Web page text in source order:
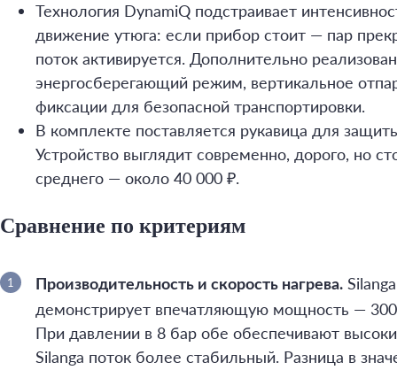
Технология DynamiQ подстраивает
движение утюга: если прибор стоит — пар
поток активируется. Дополнительно
энергосберегающий режим, вертикальное
фиксации для безопасной транспортировки.
В комплекте поставляется рукавица для
Устройство выглядит современно, дорого, но
среднего — около 40 000 ₽.
Сравнение по критериям
Производительность и скорость нагрева.
демонстрирует впечатляющую мощность —
При давлении в 8 бар обе обеспечивают
Silanga поток более стабильный. Разница в